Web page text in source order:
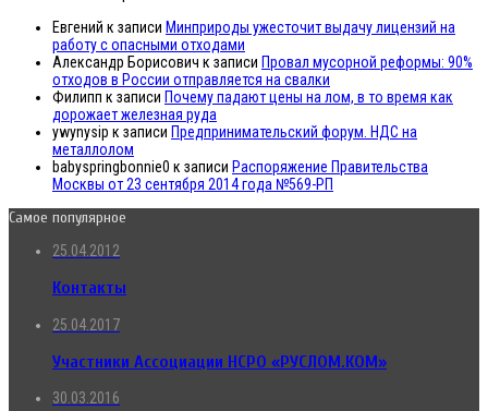
Евгений к записи Минприроды ужесточит выдачу лицензий на
работу с опасными отходами
Александр Борисович к записи Провал мусорной реформы: 90%
отходов в России отправляется на свалки
Филипп к записи Почему падают цены на лом, в то время как
дорожает железная руда
ywynysip к записи Предпринимательский форум. НДС на
металлолом
babyspringbonnie0 к записи Распоряжение Правительства
Москвы от 23 сентября 2014 года №569-РП
Самое популярное
25.04.2012
Контакты
25.04.2017
Участники Ассоциации НСРО «РУСЛОМ.КОМ»
30.03.2016